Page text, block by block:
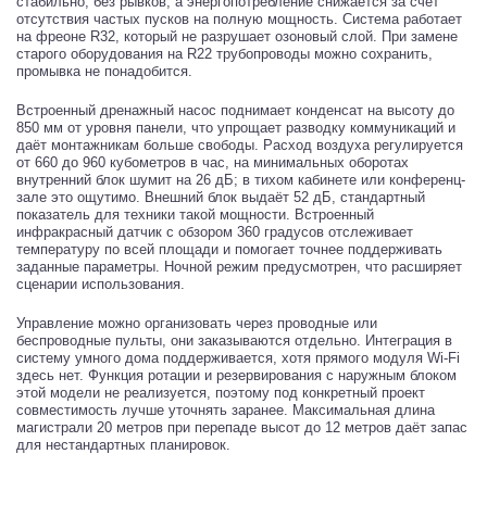
отсутствия частых пусков на полную мощность. Система работает
на фреоне R32, который не разрушает озоновый слой. При замене
старого оборудования на R22 трубопроводы можно сохранить,
промывка не понадобится.
Встроенный дренажный насос поднимает конденсат на высоту до
850 мм от уровня панели, что упрощает разводку коммуникаций и
даёт монтажникам больше свободы. Расход воздуха регулируется
от 660 до 960 кубометров в час, на минимальных оборотах
внутренний блок шумит на 26 дБ; в тихом кабинете или конференц-
зале это ощутимо. Внешний блок выдаёт 52 дБ, стандартный
показатель для техники такой мощности. Встроенный
инфракрасный датчик с обзором 360 градусов отслеживает
температуру по всей площади и помогает точнее поддерживать
заданные параметры. Ночной режим предусмотрен, что расширяет
сценарии использования.
Управление можно организовать через проводные или
беспроводные пульты, они заказываются отдельно. Интеграция в
систему умного дома поддерживается, хотя прямого модуля Wi-Fi
здесь нет. Функция ротации и резервирования с наружным блоком
этой модели не реализуется, поэтому под конкретный проект
совместимость лучше уточнять заранее. Максимальная длина
магистрали 20 метров при перепаде высот до 12 метров даёт запас
для нестандартных планировок.